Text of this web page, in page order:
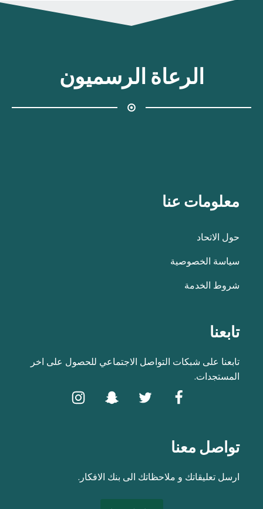
الرعاة الرسميون
معلومات عنا
حول الاتحاد
سياسة الخصوصية
شروط الخدمة
تابعنا
تابعنا على شبكات التواصل الاجتماعي للحصول على اخر
المستجدات.
تواصل معنا
ارسل تعليقاتك و ملاحظاتك الى بنك الافكار.